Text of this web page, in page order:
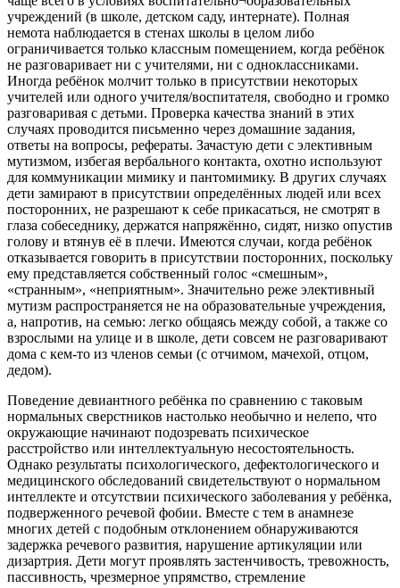
учреждений (в школе, детском саду, интернате). Полная
немота наблюдается в стенах школы в целом либо
ограничивается только классным помещением, когда ребёнок
не разговаривает ни с учителями, ни с одноклассниками.
Иногда ребёнок молчит только в присутствии некоторых
учителей или одного учителя/воспитателя, свободно и громко
разговаривая с детьми. Проверка качества знаний в этих
случаях проводится письменно через домашние задания,
ответы на вопросы, рефераты. Зачастую дети с элективным
мутизмом, избегая вербального контакта, охотно используют
для коммуникации мимику и пантомимику. В других случаях
дети замирают в присутствии определённых людей или всех
посторонних, не разрешают к себе прикасаться, не смотрят в
глаза собеседнику, держатся напряжённо, сидят, низко опустив
голову и втянув её в плечи. Имеются случаи, когда ребёнок
отказывается говорить в присутствии посторонних, поскольку
ему представляется собственный голос «смешным»,
«странным», «неприятным». Значительно реже элективный
мутизм распространяется не на образовательные учреждения,
а, напротив, на семью: легко общаясь между собой, а также со
взрослыми на улице и в школе, дети совсем не разговаривают
дома с кем-то из членов семьи (с отчимом, мачехой, отцом,
дедом).
Поведение девиантного ребёнка по сравнению с таковым
нормальных сверстников настолько необычно и нелепо, что
окружающие начинают подозревать психическое
расстройство или интеллектуальную несостоятельность.
Однако результаты психологического, дефектологического и
медицинского обследований свидетельствуют о нормальном
интеллекте и отсутствии психического заболевания у ребёнка,
подверженного речевой фобии. Вместе с тем в анамнезе
многих детей с подобным отклонением обнаруживаются
задержка речевого развития, нарушение артикуляции или
дизартрия. Дети могут проявлять застенчивость, тревожность,
пассивность, чрезмерное упрямство, стремление